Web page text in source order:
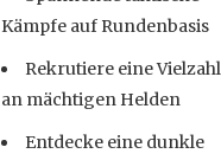
Kämpfe auf Rundenbasis
Rekrutiere eine Vielzahl
an mächtigen Helden
Entdecke eine dunkle